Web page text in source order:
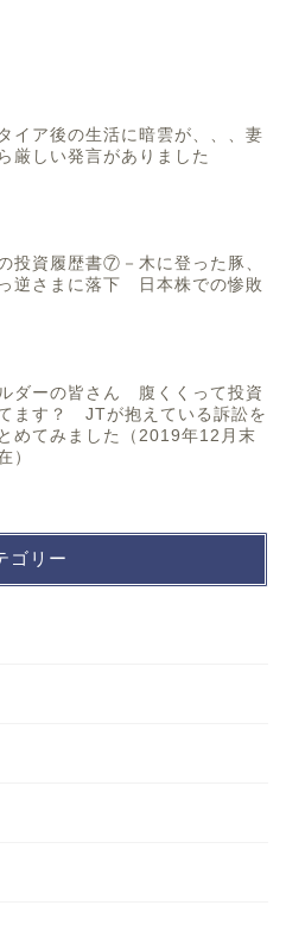
イア後の生活に暗雲が、、、妻
厳しい発言がありました
投資履歴書⑦－木に登った豚、
逆さまに落下 日本株での惨敗
ダーの皆さん 腹くくって投資
ます？ JTが抱えている訴訟を
めてみました（2019年12月末
）
ゴリー